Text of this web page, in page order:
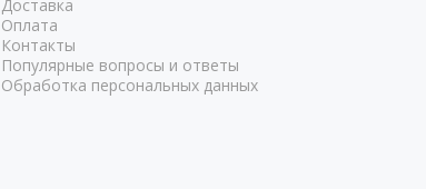
Доставка
Оплата
Контакты
Популярные вопросы и ответы
Обработка персональных данных